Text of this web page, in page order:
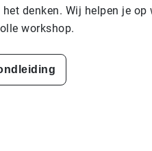
denken. Wij helpen je op
workshop.